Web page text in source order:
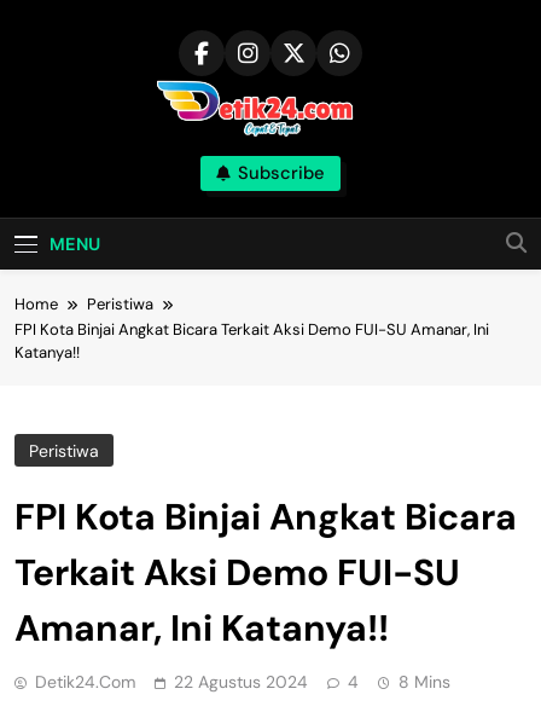
Subscribe
MENU
Home
Peristiwa
FPI Kota Binjai Angkat Bicara Terkait Aksi Demo FUI-SU Amanar, Ini
Katanya!!
Peristiwa
FPI Kota Binjai Angkat Bicara
Terkait Aksi Demo FUI-SU
Amanar, Ini Katanya!!
Detik24.com 22 Agustus 2024 4 8 Mins